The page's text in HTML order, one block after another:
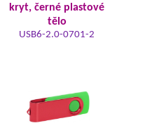
kryt, černé plastové
tělo
USB6-2.0-0701-2